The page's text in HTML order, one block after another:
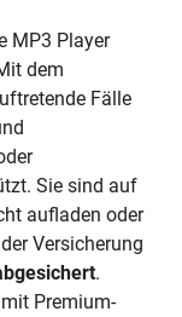
MP3 Player
dem
Fälle
Sie sind auf
aufladen oder
Versicherung
.
Premium-